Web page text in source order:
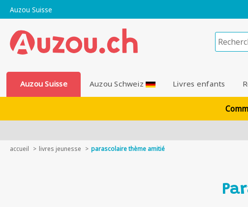
Auzou Suisse
Auzou Suisse Auzou Schweiz Livres enfants
accueil livres jeunesse parascolaire thème amitié